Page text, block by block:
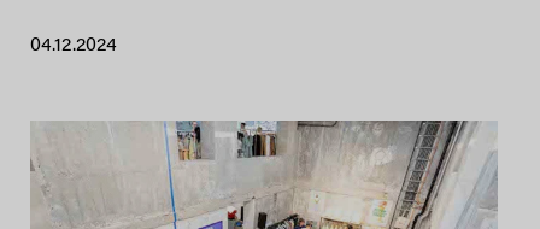
04.12.2024